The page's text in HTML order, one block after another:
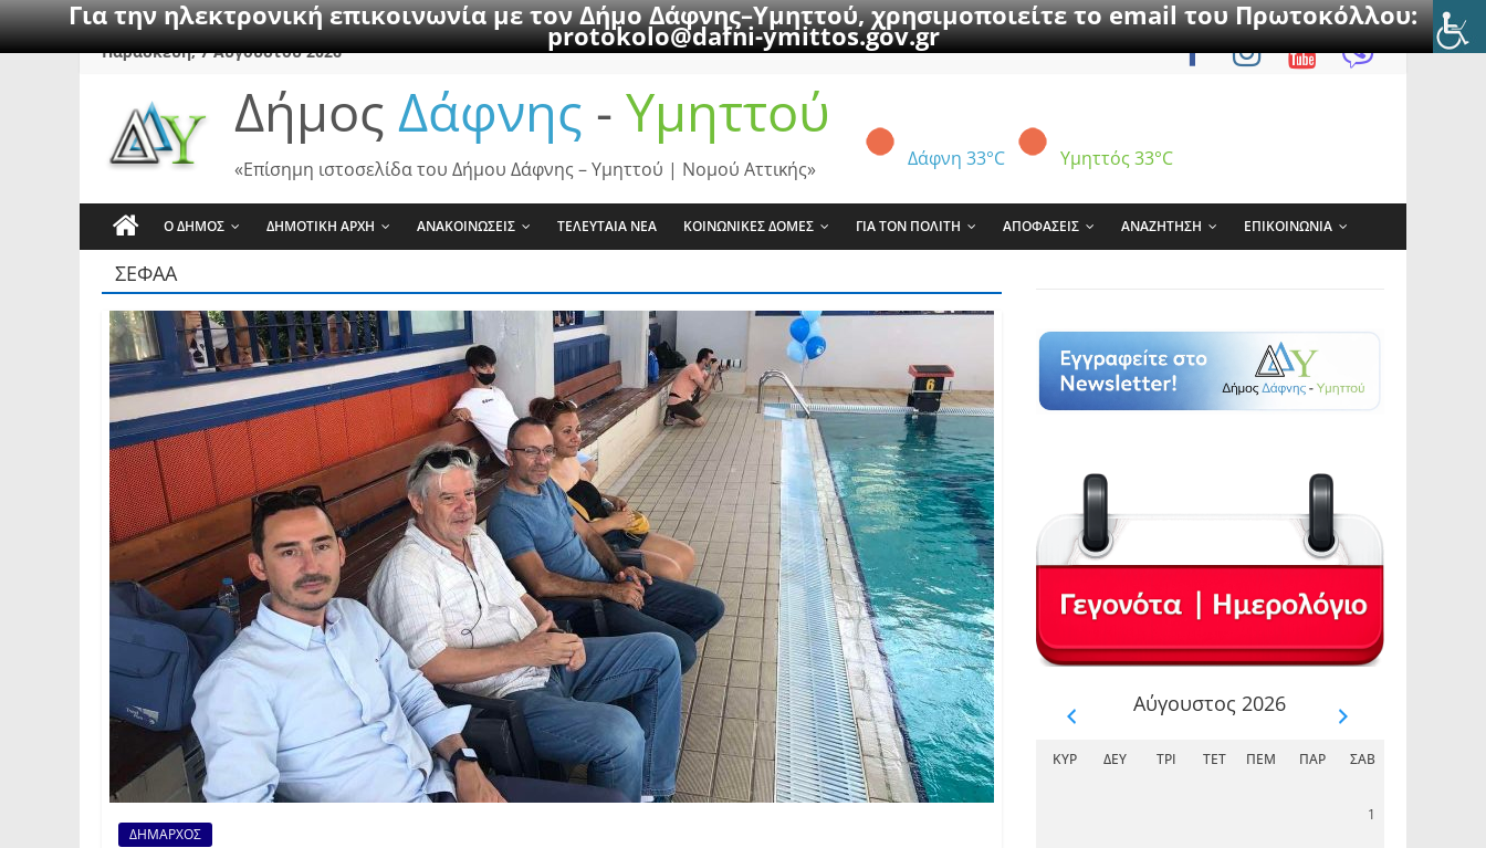
Για την ηλεκτρονική επικοινωνία με τον Δήμο Δάφνης–Υμηττού, χρησιμοποιείτε το email του Πρωτοκόλλου:
protokolo@dafni-ymittos.gov.gr
SkipΠαρασκευή, 7 Αυγούστου 2026
Δήμος Δάφνης - Υμηττού
Δάφνη 33°C Υμηττός 33°C
«Επίσημη ιστοσελίδα του Δήμου Δάφνης – Υμηττού | Νομού Αττικής»
Ο ΔΗΜΟΣ ΔΗΜΟΤΙΚΗ ΑΡΧΗ ΑΝΑΚΟΙΝΩΣΕΙΣ ΤΕΛΕΥΤΑΙΑ ΝΕΑ ΚΟΙΝΩΝΙΚΕΣ ΔΟΜΕΣ ΓΙΑ ΤΟΝ ΠΟΛΙΤΗ ΑΠΟΦΑΣΕΙΣ ΑΝΑΖΗΤΗΣΗ ΕΠΙΚΟΙΝΩΝΙΑ
ΣΕΦΑΑ
ΔΗΜΑΡΧΟΣ
Αύγουστος 2026
ΚΥΡ ΔΕΥ ΤΡΊ ΤΕΤ ΠΈΜ ΠΑΡ ΣΆΒ
1